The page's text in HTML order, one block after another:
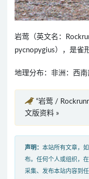
岩莺（英文名：
pycnopygius），是雀
地理分布：非洲：西南
“岩莺 /
文版资料 »
声明： 本站所有文章，
布。任何个人或组织，
采集、发布本站内容到